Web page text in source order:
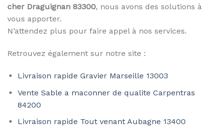
cher Draguignan 83300, nous avons des solutions à
vous apporter.
N’attendez plus pour faire appel à nos services.
Retrouvez également sur notre site :
Livraison rapide Gravier Marseille 13003
Vente Sable a maconner de qualite Carpentras
84200
Livraison rapide Tout venant Aubagne 13400